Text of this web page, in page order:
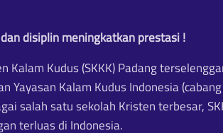
disiplin meningkatkan prestasi !
Kalam Kudus (SKKK) Padang
Yayasan Kalam Kudus Indonesia (cabang
salah satu sekolah Kristen terbesar,
terluas di Indonesia.